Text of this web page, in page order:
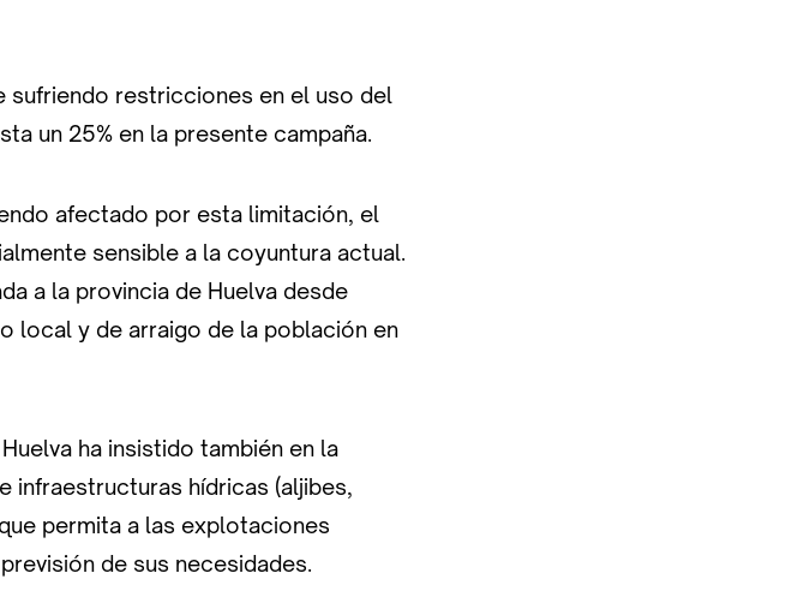
sufriendo restricciones en el uso del
un 25% en la presente campaña.
afectado por esta limitación, el
sensible a la coyuntura actual.
a la provincia de Huelva desde
local y de arraigo de la población en
ha insistido también en la
infraestructuras hídricas (aljibes,
permita a las explotaciones
de sus necesidades.